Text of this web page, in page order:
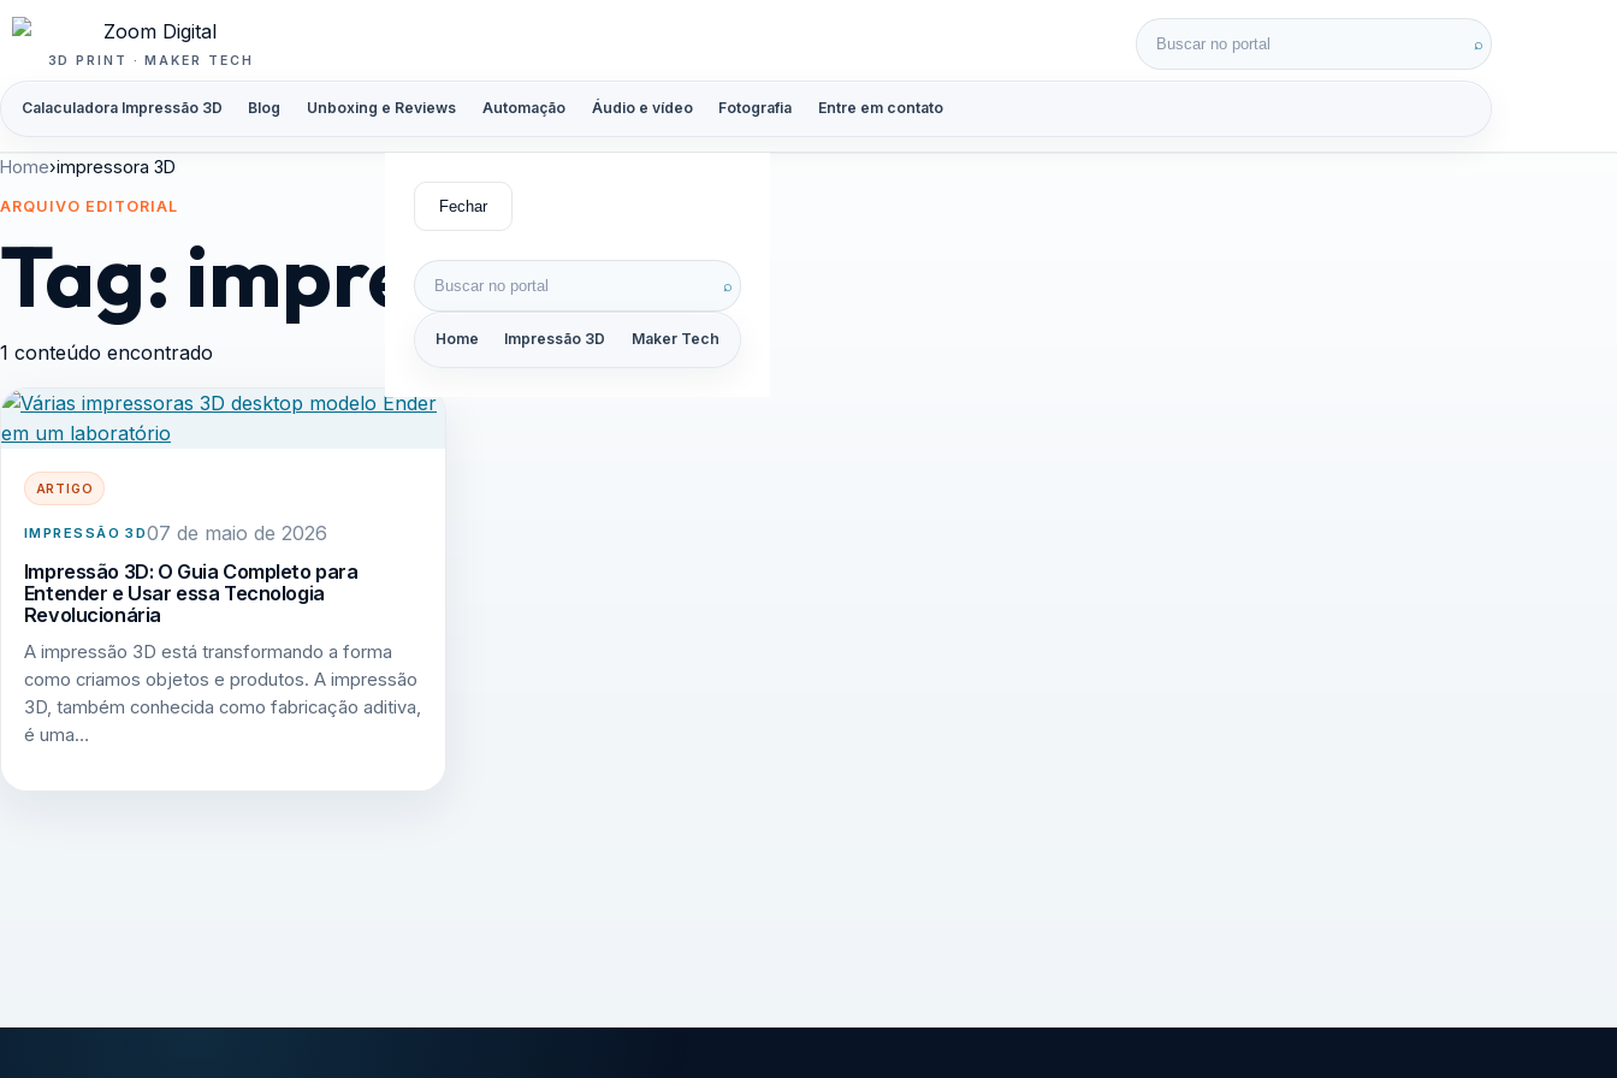
Pular para o conteúdo
3D PRINT · MAKER TECH
Calaculadora Impressão 3D Blog Unboxing e Reviews Automação Áudio e vídeo Fotografia Entre em contato
Buscar por: ⌕
Fechar
Buscar por: ⌕
Home Impressão 3D Maker Tech
Home›impressora 3D
ARQUIVO EDITORIAL
Tag: impressora 3D
1 conteúdo encontrado
ARTIGO
IMPRESSÃO 3D07 de maio de 2026
Impressão 3D: O Guia Completo para
Entender e Usar essa Tecnologia
Revolucionária
A impressão 3D está transformando a forma
como criamos objetos e produtos. A impressão
3D, também conhecida como fabricação aditiva,
é uma…